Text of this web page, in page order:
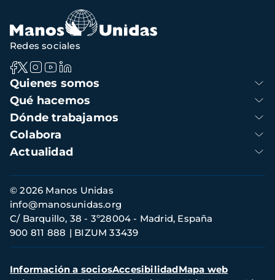
Navegación
principal
Quienes somos
Qué hacemos
Dónde trabajamos
Colabora
Actualidad
Redes sociales
Información
de
contacto
© 2026 Manos Unidas
C/ Barquillo, 38 - 3º28004 - Madrid, España
900 811 888
BIZUM 33439
info@manosunidas.org
Menú
Información a sociosAccesibilidadMapa web